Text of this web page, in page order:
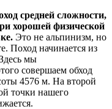
средней сложности,
хорошей физической
Это не альпинизм, но
Поход начинается из
мы
совершаем обход
4576 м. На второй
точки нашего